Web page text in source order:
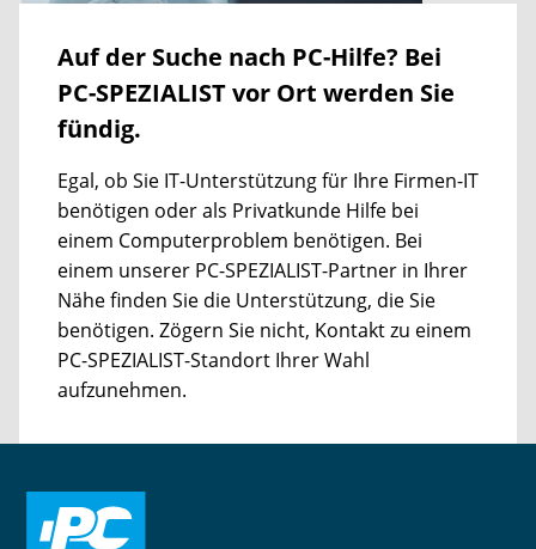
Auf der Suche nach PC-Hilfe? Bei
PC-SPEZIALIST vor Ort werden Sie
fündig.
Egal, ob Sie IT-Unterstützung für Ihre Firmen-IT
benötigen oder als Privatkunde Hilfe bei
einem Computerproblem benötigen. Bei
einem unserer PC-SPEZIALIST-Partner in Ihrer
Nähe finden Sie die Unterstützung, die Sie
benötigen. Zögern Sie nicht, Kontakt zu einem
PC-SPEZIALIST-Standort Ihrer Wahl
aufzunehmen.